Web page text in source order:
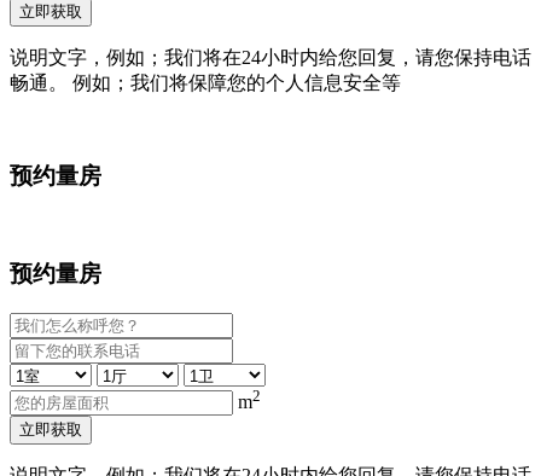
立即获取
说明文字，例如；我们将在24小时内给您回复，请您保持电话
畅通。 例如；我们将保障您的个人信息安全等
预约量房
预约量房
m2
立即获取